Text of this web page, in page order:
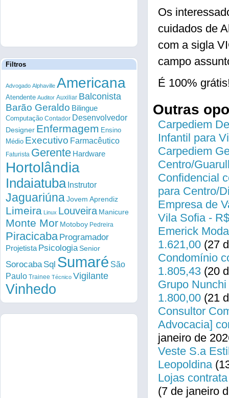
Os
cuidados de
com a sigla
campo
É 100%
Outras
Carpediem
Infantil para
Carpediem
Centro/
Confidencial
para Centro/
Empresa de
Vila Sofia -
Emerick
1.621,00 (27
Condomínio
1.805,43 (20
Grupo
1.800,00 (21
Consultor
Advocacia]
janeiro de
Veste S.a
Leopoldina
Lojas
(7 de janeiro
Filtros
Advogado Alphaville Americana
Atendente Auditor Auxiliar Balconista
Barão Geraldo Bilingue
Computação Contador Desenvolvedor
Designer Enfermagem Ensino
Médio Executivo Farmacêutico
Faturista Gerente Hardware
Hortolândia
Indaiatuba Instrutor
Jaguariúna Jovem Aprendiz
Limeira Linux Louveira Manicure
Monte Mor Motoboy Pedreira
Piracicaba Programador
Projetista PsicologiaSenior
Sorocaba Sql Sumaré São
Paulo Trainee Técnico Vigilante
Vinhedo